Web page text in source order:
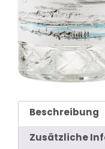
Beschreibung
Zusätzliche